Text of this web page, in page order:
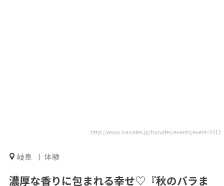
http://www.hanafes.jp/hanafes/events/event-3412
岐阜 体験
濃厚な香りに包まれる幸せ♡『秋のバラま